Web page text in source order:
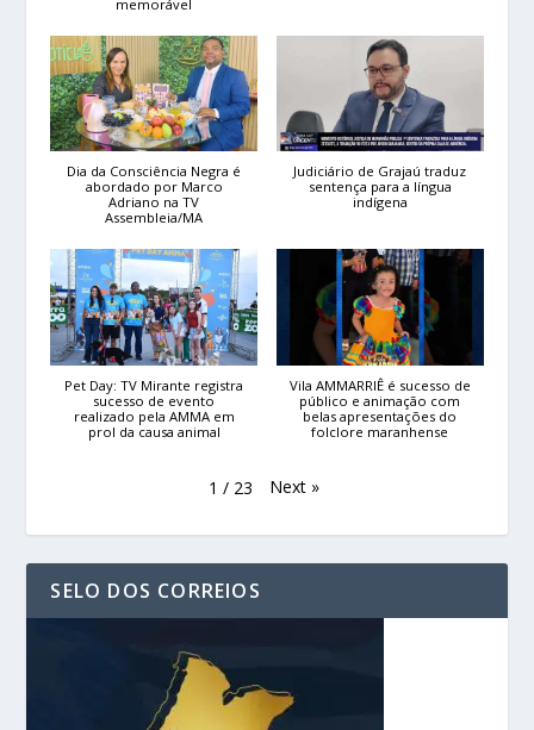
memorável
Dia da Consciência Negra é
abordado por Marco
Adriano na TV
Assembleia/MA
Judiciário de Grajaú traduz
sentença para a língua
indígena
Pet Day: TV Mirante registra
sucesso de evento
realizado pela AMMA em
prol da causa animal
Vila AMMARRIÊ é sucesso de
público e animação com
belas apresentações do
folclore maranhense
1 / 23 Next »
SELO DOS CORREIOS